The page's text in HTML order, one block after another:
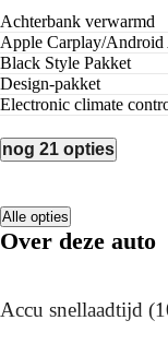
achterbank verwarmd
Apple Carplay/
Black Style Pakket
Design-pakket
electronic climate
nog 21 opties
Alle opties
Over deze auto
Accu snellaadtijd